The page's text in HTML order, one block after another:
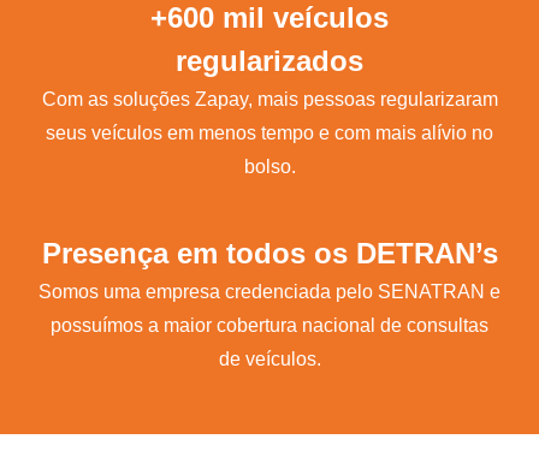
+600 mil veículos
regularizados
Com as soluções Zapay, mais pessoas regularizaram
seus veículos em menos tempo e com mais alívio no
bolso.
Presença em todos os DETRAN’s
Somos uma empresa credenciada pelo SENATRAN e
possuímos a maior cobertura nacional de consultas
de veículos.